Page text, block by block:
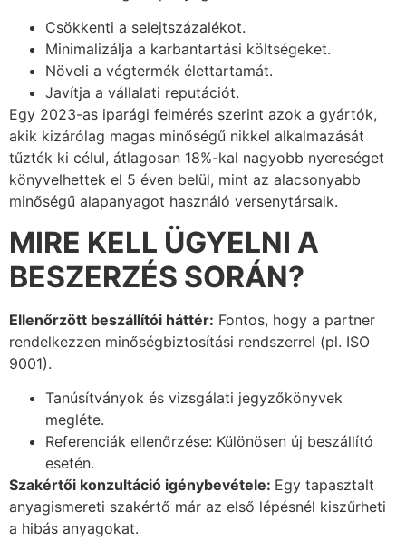
Csökkenti a selejtszázalékot.
Minimalizálja a karbantartási költségeket.
Növeli a végtermék élettartamát.
Javítja a vállalati reputációt.
Egy 2023-as iparági felmérés szerint azok a gyártók,
akik kizárólag magas minőségű nikkel alkalmazását
tűzték ki célul, átlagosan 18%-kal nagyobb nyereséget
könyvelhettek el 5 éven belül, mint az alacsonyabb
minőségű alapanyagot használó versenytársaik.
MIRE KELL ÜGYELNI A
BESZERZÉS SORÁN?
Ellenőrzött beszállítói háttér: Fontos, hogy a partner
rendelkezzen minőségbiztosítási rendszerrel (pl. ISO
9001).
Tanúsítványok és vizsgálati jegyzőkönyvek
megléte.
Referenciák ellenőrzése: Különösen új beszállító
esetén.
Szakértői konzultáció igénybevétele: Egy tapasztalt
anyagismereti szakértő már az első lépésnél kiszűrheti
a hibás anyagokat.